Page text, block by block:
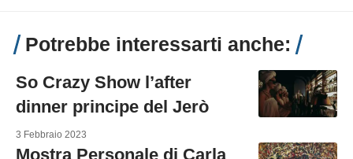
Potrebbe interessarti anche:
So Crazy Show l’after
dinner principe del Jerò
3 Febbraio 2023
Mostra Personale di Carla